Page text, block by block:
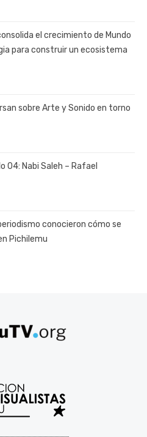
el crecimiento de Mundo
para construir un ecosistema
sobre Arte y Sonido en torno
Nabi Saleh – Rafael
conocieron cómo se
Pichilemu